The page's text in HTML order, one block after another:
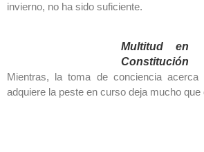
invierno, no ha sido suficiente.
Multitud en
Constitución
Mientras, la toma de conciencia
adquiere la peste en curso deja mucho que